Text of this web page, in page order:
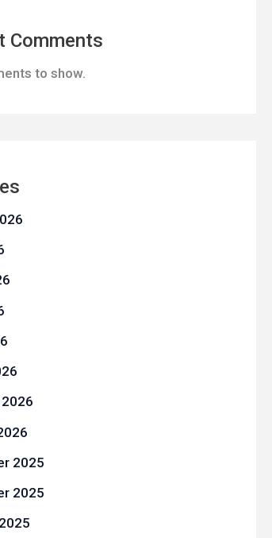
Comments
to show.
2025
2025